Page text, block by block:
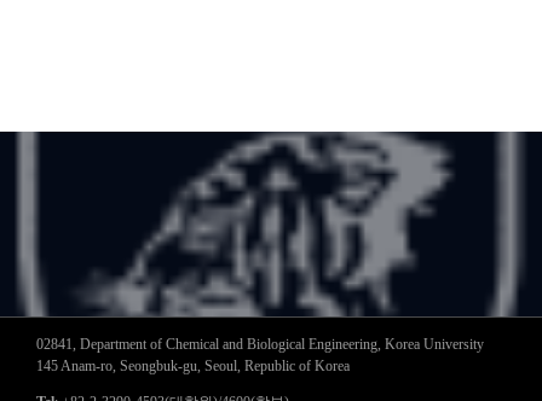
02841, Department of Chemical and Biological Engineering, Korea University
145 Anam-ro, Seongbuk-gu, Seoul, Republic of Korea